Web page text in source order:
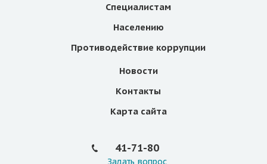
Специалистам
Населению
Противодействие коррупции
Новости
Контакты
Карта сайта
41-71-80
Задать вопрос